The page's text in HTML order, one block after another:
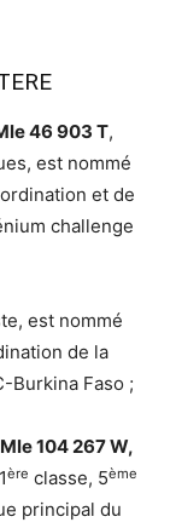
46 903 T,
est nommé
et de
challenge
est nommé
de la
Burkina Faso ;
104 267 W,
ère classe, 5ème
principal du